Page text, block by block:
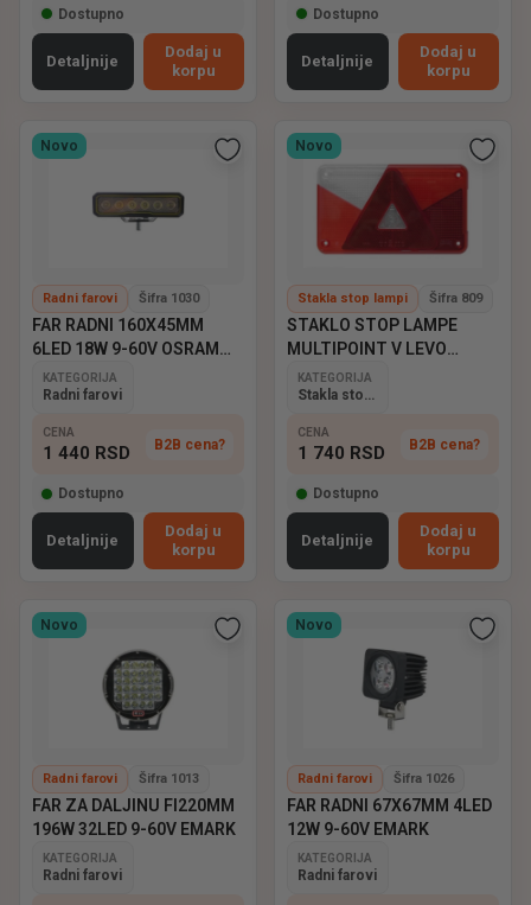
Dostupno
Detaljnije
Dodaj u
korpu
Dostupno
Detaljnije
Dodaj u
korpu
Novo
Radni farovi Šifra 1030
FAR RADNI 160X45MM
6LED 18W 9-60V OSRAM
EMARK
KATEGORIJA
Radni farovi
CENA
1 440 RSD B2B cena?
Dostupno
Detaljnije
Dodaj u
korpu
Novo
Stakla stop lampi Šifra 809
STAKLO STOP LAMPE
MULTIPOINT V LEVO
ASPOCK
KATEGORIJA
Stakla stop lampi
CENA
1 740 RSD B2B cena?
Dostupno
Detaljnije
Dodaj u
korpu
Novo
Radni farovi Šifra 1013
FAR ZA DALJINU FI220MM
196W 32LED 9-60V EMARK
KATEGORIJA
Radni farovi
Novo
Radni farovi Šifra 1026
FAR RADNI 67X67MM 4LED
12W 9-60V EMARK
KATEGORIJA
Radni farovi